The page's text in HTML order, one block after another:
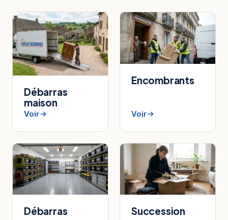
Débarras
maison
Voir
Encombrants
Voir
Débarras
Succession